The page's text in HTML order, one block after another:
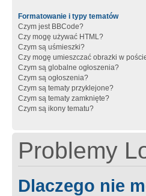
Formatowanie i typy tematów
Czym jest BBCode?
Czy mogę używać HTML?
Czym są uśmieszki?
Czy mogę umieszczać obrazki w
Czym są globalne ogłoszenia?
Czym są ogłoszenia?
Czym są tematy przyklejone?
Czym są tematy zamknięte?
Czym są ikony tematu?
Problemy
Dlaczego nie